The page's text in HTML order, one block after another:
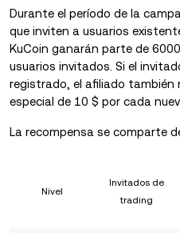
Durante el período de la
que inviten a usuarios
KuCoin ganarán parte de
usuarios invitados. Si el
registrado, el afiliado también
especial de 10 $ por cada
La recompensa se comparte
Nivel
Invitados de
trading